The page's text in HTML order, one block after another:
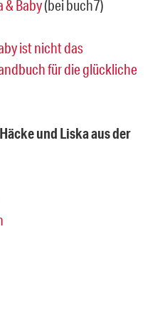
& Baby(bei buch7)
ist nicht das
für die glückliche
und Liska aus der